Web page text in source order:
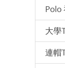
Polo
⼤學
連帽